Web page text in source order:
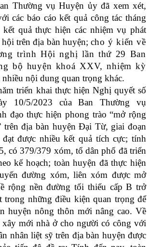
Thường vụ Huyện ủy đã xem xét,
các báo cáo kết quả công tác tháng
quả thực hiện các nhiệm vụ phát
trên địa bàn huyện; cho ý kiến về
trình Hội nghị lần thứ 29 Ban
bộ huyện khoá XXV, nhiệm kỳ
nhiều nội dung quan trọng khác.
triển khai thực hiện Nghị quyết số
10/5/2023 của Ban Thường vụ
đạo thực hiện phong trào “mở rộng
trên địa bàn huyện Đại Từ, giai đoạn
được nhiều kết quả tích cực; tính
có 379/379 xóm, tổ dân phố đã triển
kế hoạch; toàn huyện đã thực hiện
đường xóm, liên xóm được mở
rộng nền đường tối thiểu cấp B trở
những điều kiện quan trọng để
huyện nông thôn mới nâng cao. Về
xây mới nhà ở cho người có công với
nhân liệt sỹ trên địa bàn huyện được